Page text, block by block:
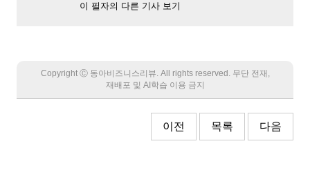
이 필자의 다른 기사 보기
Copyright Ⓒ 동아비즈니스리뷰. All rights reserved. 무단 전재,
재배포 및 AI학습 이용 금지
이전 목록 다음